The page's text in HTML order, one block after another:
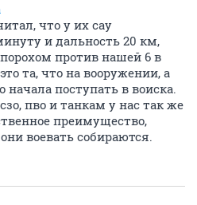
что у их сау
и дальность 20 км,
против нашей 6 в
та, что на вооружении, а
начала поступать в воиска.
пво и танкам у нас так же
преимущество,
воевать собираются.